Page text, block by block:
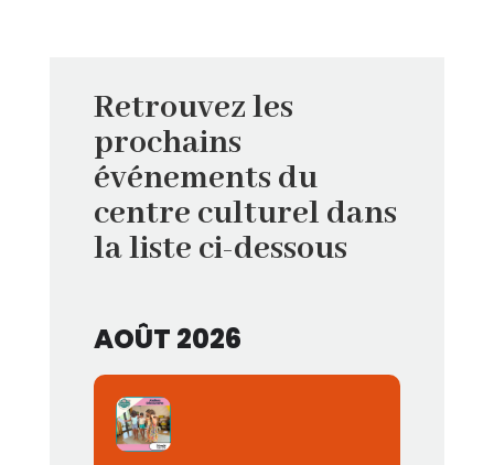
Retrouvez les
prochains
événements du
centre culturel dans
la liste ci-dessous
AOÛT 2026